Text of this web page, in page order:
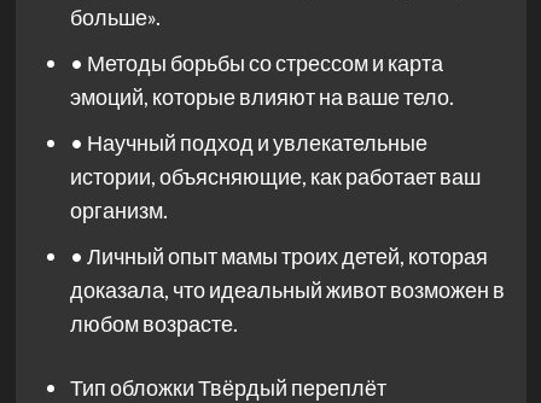
больше».
• Методы борьбы со стрессом и карта
эмоций, которые влияют на ваше тело.
• Научный подход и увлекательные
истории, объясняющие, как работает ваш
организм.
• Личный опыт мамы троих детей, которая
доказала, что идеальный живот возможен в
любом возрасте.
Тип обложкиТвёрдый переплёт